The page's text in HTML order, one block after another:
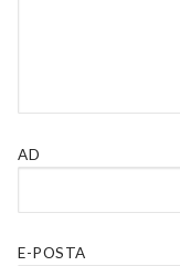
AD
E-POSTA